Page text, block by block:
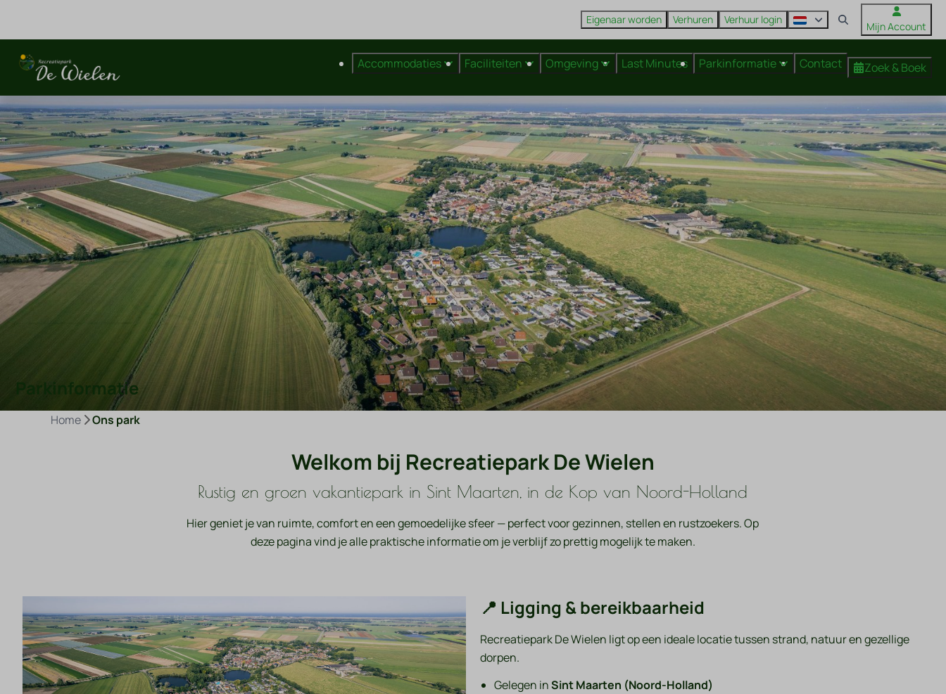
Eigenaar worden Verhuren Verhuur login
Mijn Account
Accommodaties Faciliteiten Omgeving Last Minutes Parkinformatie Contact Zoek & Boek
Parkinformatie
Home Ons park
Welkom bij Recreatiepark De Wielen
Rustig en groen vakantiepark in Sint Maarten, in de Kop van Noord-Holland
Hier geniet je van ruimte, comfort en een gemoedelijke sfeer — perfect voor gezinnen, stellen en rustzoekers. Op
deze pagina vind je alle praktische informatie om je verblijf zo prettig mogelijk te maken.
📍 Ligging & bereikbaarheid
Recreatiepark De Wielen ligt op een ideale locatie tussen strand, natuur en gezellige
dorpen.
Gelegen inSint Maarten (Noord-Holland)